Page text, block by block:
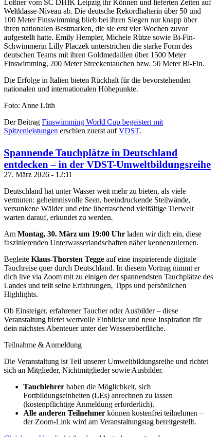
Loßner vom SC DHfK Leipzig ihr Können und lieferten Zeiten auf
Weltklasse-Niveau ab. Die deutsche Rekordhalterin über 50 und
100 Meter Finswimming blieb bei ihren Siegen nur knapp über
ihren nationalen Bestmarken, die sie erst vier Wochen zuvor
aufgestellt hatte. Emily Hempler, Michele Rütze sowie Bi-Fin-
Schwimmerin Lilly Placzek unterstrichen die starke Form des
deutschen Teams mit ihren Goldmedaillen über 1500 Meter
Finswimming, 200 Meter Streckentauchen bzw. 50 Meter Bi-Fin.
Die Erfolge in Italien bieten Rückhalt für die bevorstehenden
nationalen und internationalen Höhepunkte.
Foto: Anne Lüth
Der Beitrag Finswimming World Cup begeistert mit
Spitzenleistungen erschien zuerst aufVDST.
Spannende Tauchplätze in Deutschland
entdecken – in der VDST-Umweltbildungsreihe
27. März 2026 - 12:11
Deutschland hat unter Wasser weit mehr zu bieten, als viele
vermuten: geheimnisvolle Seen, beeindruckende Steilwände,
versunkene Wälder und eine überraschend vielfältige Tierwelt
warten darauf, erkundet zu werden.
Am Montag, 30. März um 19:00 Uhr laden wir dich ein, diese
faszinierenden Unterwasserlandschaften näher kennenzulernen.
Begleite Klaus-Thorsten Tegge auf eine inspirierende digitale
Tauchreise quer durch Deutschland. In diesem Vortrag nimmt er
dich live via Zoom mit zu einigen der spannendsten Tauchplätze des
Landes und teilt seine Erfahrungen, Tipps und persönlichen
Highlights.
Ob Einsteiger, erfahrener Taucher oder Ausbilder – diese
Veranstaltung bietet wertvolle Einblicke und neue Inspiration für
dein nächstes Abenteuer unter der Wasseroberfläche.
Teilnahme & Anmeldung
Die Veranstaltung ist Teil unserer Umweltbildungsreihe und richtet
sich an Mitglieder, Nichtmitglieder sowie Ausbilder.
Tauchlehrer haben die Möglichkeit, sich
Fortbildungseinheiten (LEs) anrechnen zu lassen
(kostenpflichtige Anmeldung erforderlich).
Alle anderen Teilnehmer können kostenfrei teilnehmen –
der Zoom-Link wird am Veranstaltungstag bereitgestellt.